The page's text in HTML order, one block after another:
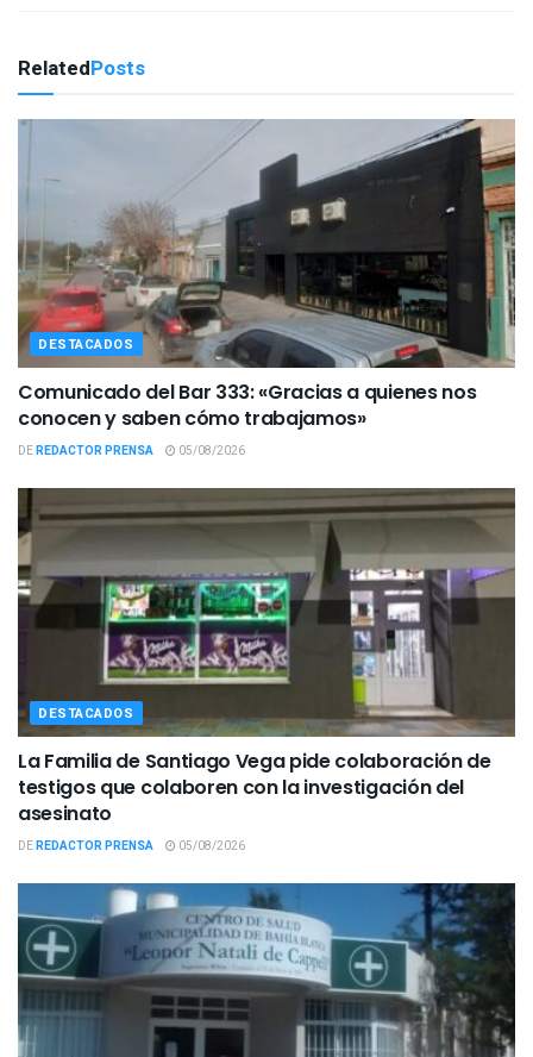
RelatedPosts
DESTACADOS
Comunicado del Bar 333: «Gracias a quienes nos
conocen y saben cómo trabajamos»
DEREDACTOR PRENSA 05/08/2026
DESTACADOS
La Familia de Santiago Vega pide colaboración de
testigos que colaboren con la investigación del
asesinato
DEREDACTOR PRENSA 05/08/2026